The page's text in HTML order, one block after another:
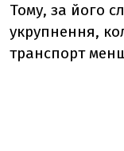
Тому, за його
укрупнення,
транспорт